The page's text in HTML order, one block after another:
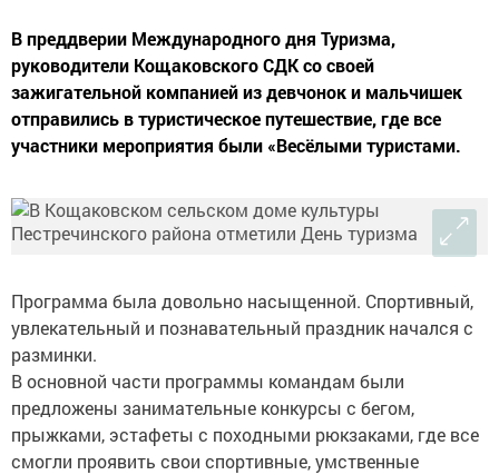
В преддверии Международного дня Туризма,
руководители Кощаковского СДК со своей
зажигательной компанией из девчонок и мальчишек
отправились в туристическое путешествие, где все
участники мероприятия были «Весёлыми туристами.
Программа была довольно насыщенной. Спортивный,
увлекательный и познавательный праздник начался с
разминки.
В основной части программы командам были
предложены занимательные конкурсы с бегом,
прыжками, эстафеты с походными рюкзаками, где все
смогли проявить свои спортивные, умственные